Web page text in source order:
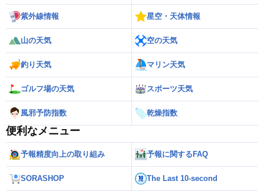
紫外線情報 星空・天体情報
山の天気 空の天気
釣り天気 マリン天気
ゴルフ場の天気 スポーツ天気
風邪予防指数 乾燥指数
便利なメニュー
予報精度向上の取り組み 予報に関するFAQ
SORASHOP The Last 10-second